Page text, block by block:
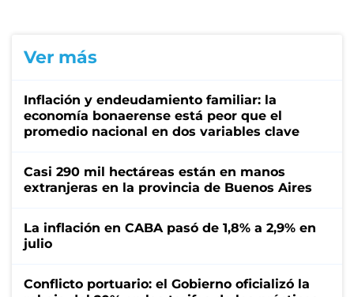
Ver más
Inflación y endeudamiento familiar: la
economía bonaerense está peor que el
promedio nacional en dos variables clave
Casi 290 mil hectáreas están en manos
extranjeras en la provincia de Buenos Aires
La inflación en CABA pasó de 1,8% a 2,9% en
julio
Conflicto portuario: el Gobierno oficializó la